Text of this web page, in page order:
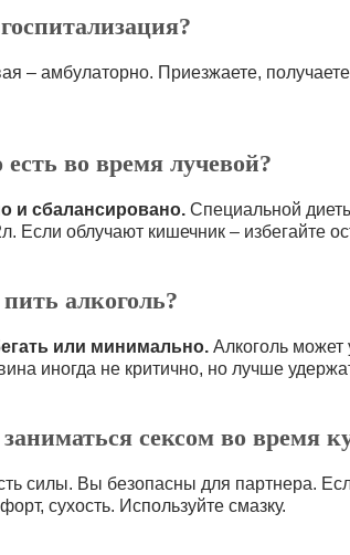
– амбулаторно. Приезжаете,
во время лучевой?
и сбалансировано. Специальной
Если облучают кишечник – избегайте
алкоголь?
или минимально. Алкоголь может
иногда не критично, но лучше
сексом во время
силы. Вы безопасны для партнера.
сухость. Используйте смазку.